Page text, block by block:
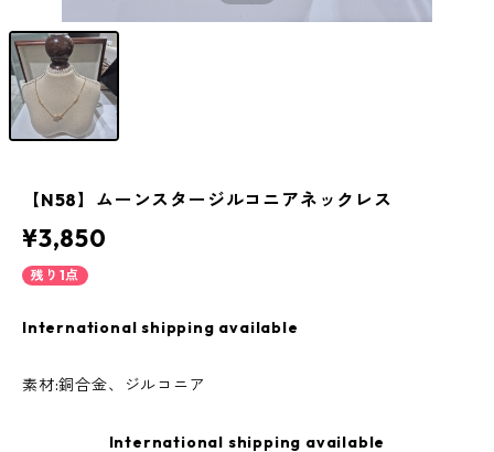
【N58】ムーンスタージルコニアネックレス
¥3,850
残り1点
International shipping available
素材:銅合金、ジルコニア
International shipping available